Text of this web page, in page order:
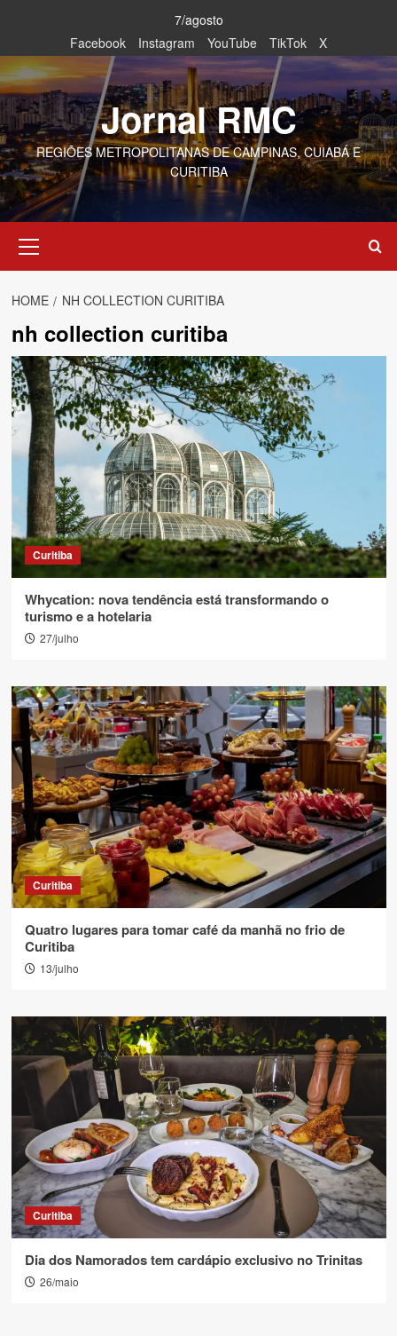
content
7/agosto
Facebook
Instagram YouTube TikTok X
Jornal RMC
REGIÕES METROPOLITANAS DE CAMPINAS, CUIABÁ E
CURITIBA
Menu
HOME NH COLLECTION CURITIBA
nh collection curitiba
Curitiba
Whycation: nova tendência está transformando o
turismo e a hotelaria
27/julho
Curitiba
Quatro lugares para tomar café da manhã no frio de
Curitiba
13/julho
Curitiba
Dia dos Namorados tem cardápio exclusivo no Trinitas
26/maio